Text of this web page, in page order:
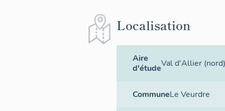
Localisation
Aire
d'étudeVal d'Allier (nord)
CommuneLe Veurdre